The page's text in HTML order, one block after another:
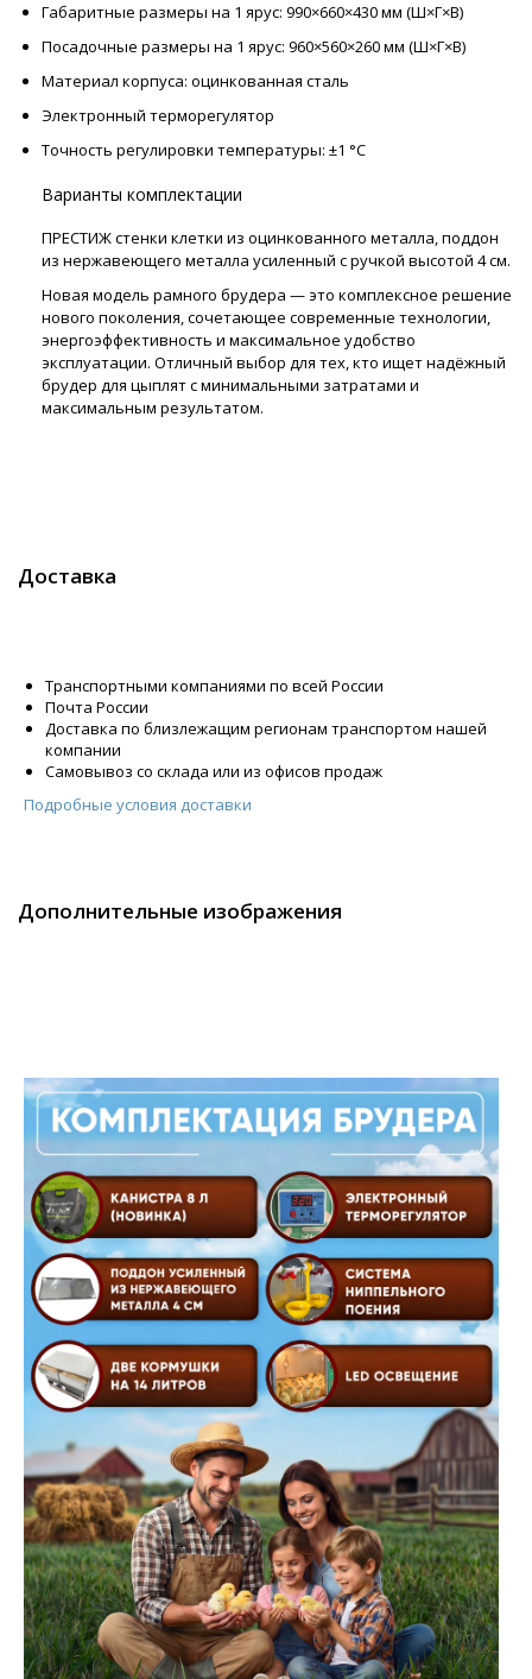
Габаритные размеры на 1 ярус: 990×660×430 мм (Ш×Г×В)
Посадочные размеры на 1 ярус: 960×560×260 мм (Ш×Г×В)
Материал корпуса: оцинкованная сталь
Электронный терморегулятор
Точность регулировки температуры: ±1 °C
Варианты комплектации
ПРЕСТИЖ стенки клетки из оцинкованного металла, поддон
из нержавеющего металла усиленный с ручкой высотой 4 см.
Новая модель рамного брудера — это комплексное решение
нового поколения, сочетающее современные технологии,
энергоэффективность и максимальное удобство
эксплуатации. Отличный выбор для тех, кто ищет надёжный
брудер для цыплят с минимальными затратами и
максимальным результатом.
Доставка
Транспортными компаниями по всей России
Почта России
Доставка по близлежащим регионам транспортом нашей
компании
Самовывоз со склада или из офисов продаж
Подробные условия доставки
Дополнительные изображения